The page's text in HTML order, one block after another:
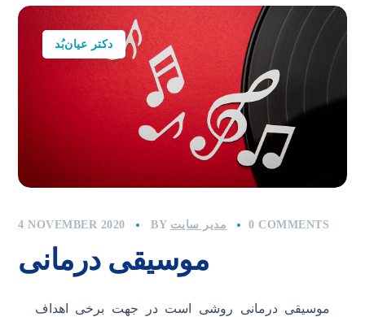
دکتر عیان‌بُد
4 NOVEMBER 2020 BY مدیر سایت 0 COMMENTS
موسیقی درمانی
موسیقی درمانی روشی است در جهت برخی اهداف